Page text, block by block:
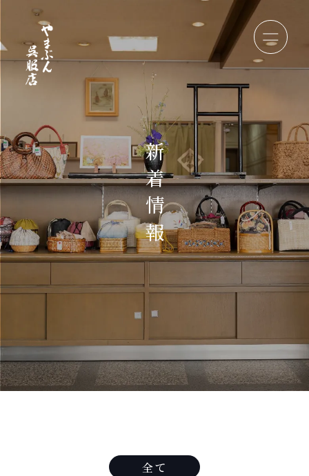
新
着
情
報
全て